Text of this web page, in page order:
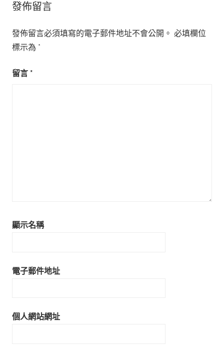
發佈留言
發佈留言必須填寫的電子郵件地址不會公開。 必填欄位
標示為 *
留言 *
顯示名稱
電子郵件地址
個人網站網址